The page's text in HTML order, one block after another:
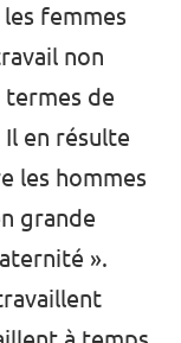
femmes
non
termes de
Il en résulte
les hommes
grande
».